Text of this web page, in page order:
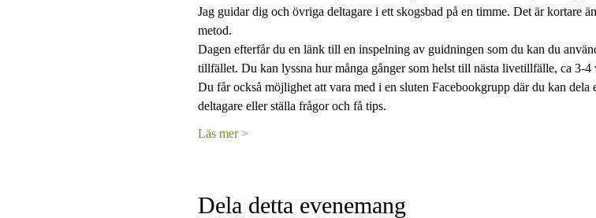
Jag guidar dig och övriga deltagare i ett skogsbad på en timme. Det är kortare
metod.
Dagen efterfår du en länk till en inspelning av guidningen som du kan du
tillfället. Du kan lyssna hur många gånger som helst till nästa livetillfälle, ca 3-4
Du får också möjlighet att vara med i en sluten Facebookgrupp där du kan
deltagare eller ställa frågor och få tips.
Läs mer >
Dela detta evenemang